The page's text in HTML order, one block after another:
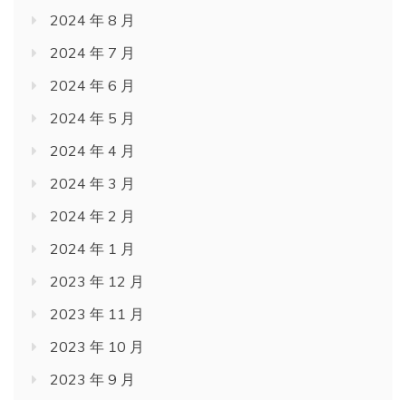
2024 年 8 月
2024 年 7 月
2024 年 6 月
2024 年 5 月
2024 年 4 月
2024 年 3 月
2024 年 2 月
2024 年 1 月
2023 年 12 月
2023 年 11 月
2023 年 10 月
2023 年 9 月